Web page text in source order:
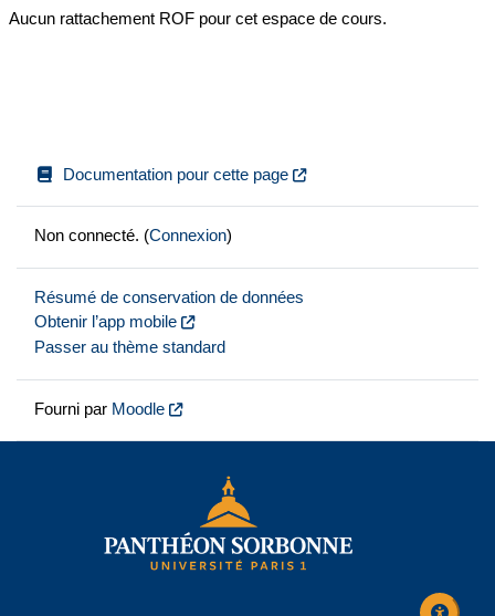
Aucun rattachement ROF pour cet espace de cours.
Documentation pour cette page
Non connecté. (Connexion)
Résumé de conservation de données
Obtenir l’app mobile
Passer au thème standard
Fourni par Moodle